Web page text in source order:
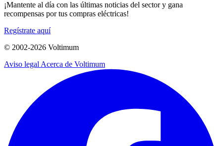
¡Mantente al día con las últimas noticias del sector y gana
recompensas por tus compras eléctricas!
Regístrate aquí
© 2002-2026 Voltimum
Aviso legal Acerca de Voltimum